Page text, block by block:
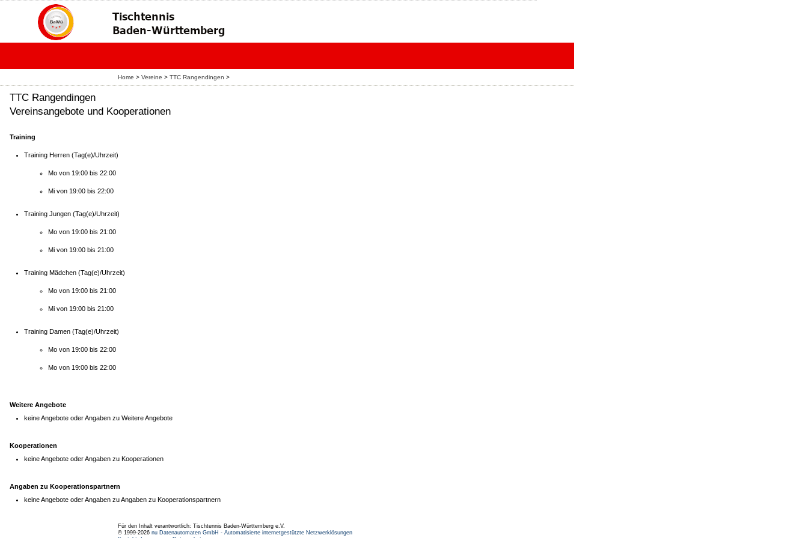
Home > Vereine > TTC Rangendingen >
TTC Rangendingen
Vereinsangebote und Kooperationen
Training
Training Herren (Tag(e)/Uhrzeit)
Mo von 19:00 bis 22:00
Mi von 19:00 bis 22:00
Training Jungen (Tag(e)/Uhrzeit)
Mo von 19:00 bis 21:00
Mi von 19:00 bis 21:00
Training Mädchen (Tag(e)/Uhrzeit)
Mo von 19:00 bis 21:00
Mi von 19:00 bis 21:00
Training Damen (Tag(e)/Uhrzeit)
Mo von 19:00 bis 22:00
Mo von 19:00 bis 22:00
Weitere Angebote
keine Angebote oder Angaben zu Weitere Angebote
Kooperationen
keine Angebote oder Angaben zu Kooperationen
Angaben zu Kooperationspartnern
keine Angebote oder Angaben zu Angaben zu Kooperationspartnern
Für den Inhalt verantwortlich: Tischtennis Baden-Württemberg e.V.
© 1999-2026 nu Datenautomaten GmbH - Automatisierte internetgestützte Netzwerklösungen